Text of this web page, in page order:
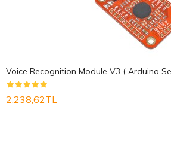
Voice Recognition Module V3 ( Arduino
2.238,62TL